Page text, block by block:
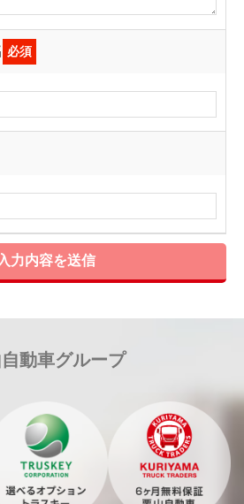
必須
入力内容を送信
動車グループ